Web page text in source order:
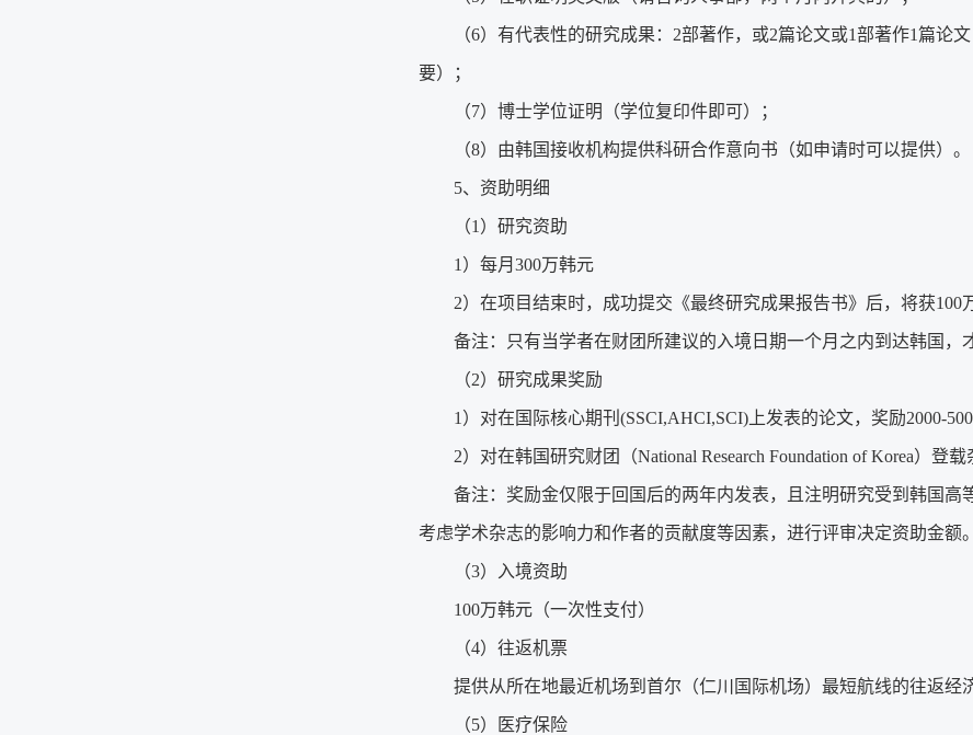
（6）有代表性的研究成果：2部著作，或2篇论文或1部著作1篇
要）；
（7）博士学位证明（学位复印件即可）；
（8）由韩国接收机构提供科研合作意向书（如申请时可以提供）。
5、资助明细
（1）研究资助
1）每月300万韩元
2）在项目结束时，成功提交《最终研究成果报告书》后，将获100
备注：只有当学者在财团所建议的入境日期一个月之内到达韩国，
（2）研究成果奖励
1）对在国际核心期刊(SSCI,AHCI,SCI)上发表的论文，奖励2000-
2）对在韩国研究财团（National Research Foundation of Korea）登
备注：奖励金仅限于回国后的两年内发表，且注明研究受到韩国
考虑学术杂志的影响力和作者的贡献度等因素，进行评审决定资助金额。
（3）入境资助
100万韩元（一次性支付）
（4）往返机票
提供从所在地最近机场到首尔（仁川国际机场）最短航线的往返经
（5）医疗保险